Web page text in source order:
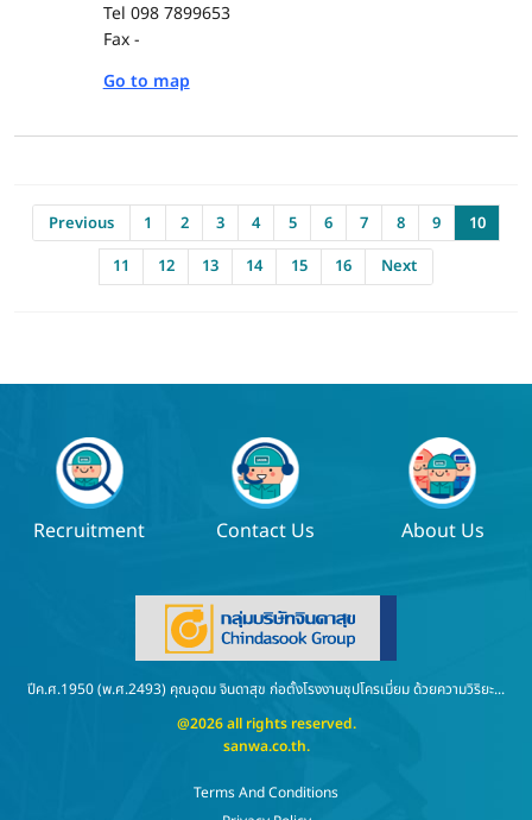
Tel 098 7899653
Fax -
Go to map
Previous 1 2 3 4 5 6 7 8 9
10
11
12 13 14 15 16 Next
Recruitment Contact Us About Us
ปีค.ศ.1950 (พ.ศ.2493) คุณอุดม จินดาสุข ก่อตั้งโรงงานชุปโครเมี่ยม ด้วยความวิริยะ...
@2026 all rights reserved.
sanwa.co.th.
Terms And Conditions